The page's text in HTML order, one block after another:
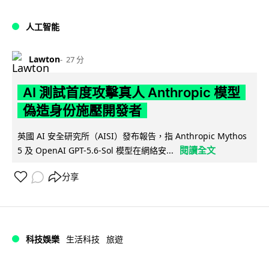
人工智能
Lawton 27 分
AI 測試首度攻擊真人 Anthropic 模型
偽造身份施壓開發者
英國 AI 安全研究所（AISI）發布報告，指 Anthropic Mythos
5 及 OpenAI GPT-5.6-Sol 模型在網絡安...
閱讀全文
分享
科技娛樂 生活科技 旅遊